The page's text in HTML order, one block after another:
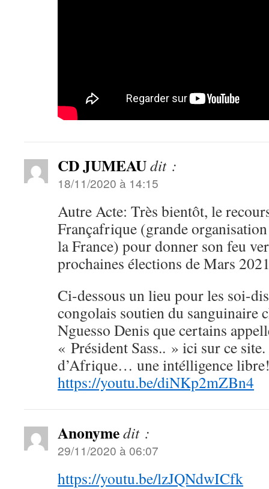
CD JUMEAUdit :
18/11/2020 à 14:15
Autre Acte: Très bientôt, le
Françafrique (grande
la France) pour donner son feu
prochaines élections de Mars
Ci-dessous un lieu pour les soi-
congolais soutien du sanguinaire
Nguesso Denis que certains
« Président Sass.. » ici sur ce
d’Afrique… une intélligence
https://youtu.be/diNKp2mZBn4
Anonymedit :
29/11/2020 à 06:07
https://youtu.be/lzJQNdwICfk